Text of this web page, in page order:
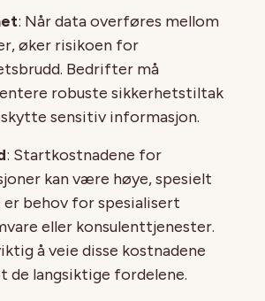
: Når data overføres mellom
øker risikoen for
Bedrifter må
robuste sikkerhetstiltak
sensitiv informasjon.
: Startkostnadene for
kan være høye, spesielt
er behov for spesialisert
eller konsulenttjenester.
å veie disse kostnadene
de langsiktige fordelene.